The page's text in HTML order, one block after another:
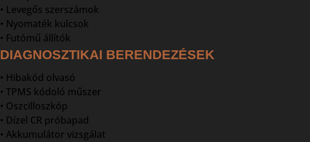
• Levegős szerszámok
• Nyomaték kulcsok
• Futómű állítók
DIAGNOSZTIKAI BERENDEZÉSEK
• Hibakód olvasó
• TPMS kódoló műszer
• Oszcilloszkóp
• Dízel CR próbapad
• Akkumulátor vizsgálat